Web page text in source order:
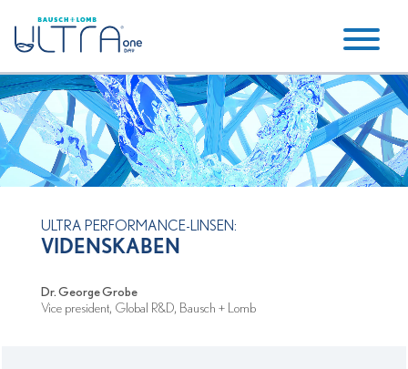
ULTRA PERFORMANCE-LINSEN:
VIDENSKABEN
Dr. George Grobe
Vice president, Global R&D, Bausch + Lomb